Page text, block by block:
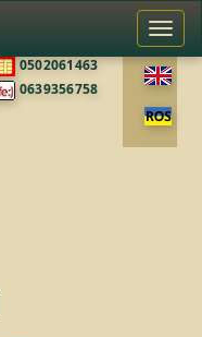
0502061463
0639356758